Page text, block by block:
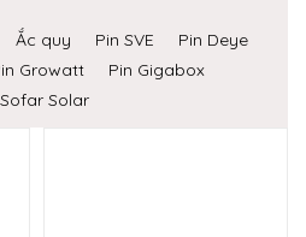
Ắc quy Pin SVE
Pin Deye
Growatt
Pin Gigabox
Solar